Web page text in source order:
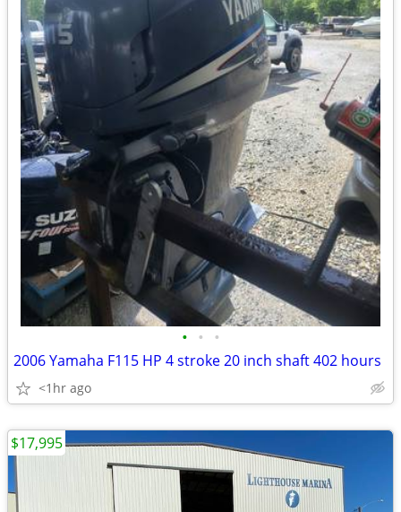
• • •
2006 Yamaha F115 HP 4 stroke 20 inch shaft 402 hours
<1hr ago
$17,995